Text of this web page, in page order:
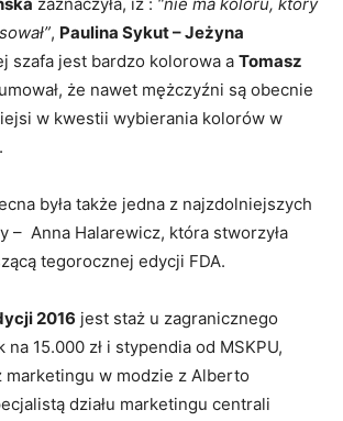
, Paulina Sykut – Jeżyna
szafa jest bardzo kolorowa a Tomasz
że nawet mężczyźni są obecnie
w kwestii wybierania kolorów w
była także jedna z najzdolniejszych
– Anna Halarewicz, która stworzyła
tegorocznej edycji FDA.
2016 jest staż u zagranicznego
15.000 zł i stypendia od MSKPU,
marketingu w modzie z Alberto
działu marketingu centrali